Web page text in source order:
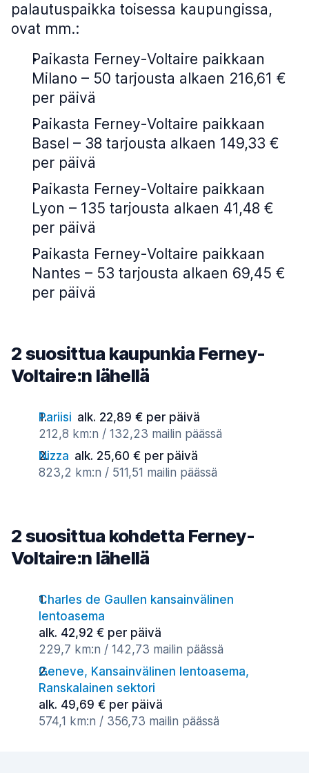
palautuspaikka toisessa kaupungissa,
ovat mm.:
Paikasta Ferney-Voltaire paikkaan
Milano – 50 tarjousta alkaen 216,61 €
per päivä
Paikasta Ferney-Voltaire paikkaan
Basel – 38 tarjousta alkaen 149,33 €
per päivä
Paikasta Ferney-Voltaire paikkaan
Lyon – 135 tarjousta alkaen 41,48 €
per päivä
Paikasta Ferney-Voltaire paikkaan
Nantes – 53 tarjousta alkaen 69,45 €
per päivä
2 suosittua kaupunkia Ferney-
Voltaire:n lähellä
Pariisi alk. 22,89 € per päivä
212,8 km:n / 132,23 mailin päässä
Nizza alk. 25,60 € per päivä
823,2 km:n / 511,51 mailin päässä
2 suosittua kohdetta Ferney-
Voltaire:n lähellä
Charles de Gaullen kansainvälinen
lentoasema
alk. 42,92 € per päivä
229,7 km:n / 142,73 mailin päässä
Geneve, Kansainvälinen lentoasema,
Ranskalainen sektori
alk. 49,69 € per päivä
574,1 km:n / 356,73 mailin päässä